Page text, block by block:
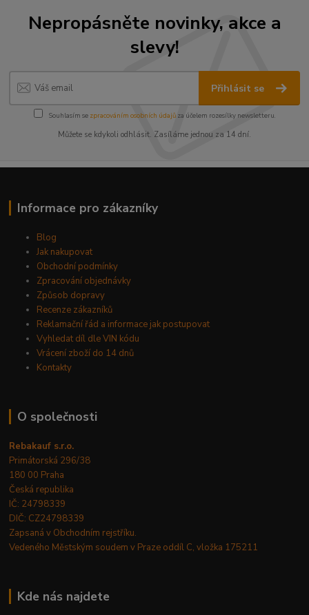
Nepropásněte novinky, akce a
slevy!
Přihlásit se
Souhlasím se zpracováním osobních údajůza účelem rozesílky newsletteru.
Můžete se kdykoli odhlásit. Zasíláme jednou za 14 dní.
Informace pro zákazníky
Blog
Jak nakupovat
Obchodní podmínky
Zpracování objednávky
Způsob dopravy
Recenze zákazníků
Reklamační řád a informace jak postupovat
Vyhledat díl dle VIN kódu
Vrácení zboží do 14 dnů
Kontakty
O společnosti
Rebakauf s.r.o.
Primátorská 296/38
180 00 Praha
Česká republika
IČ: 24798339
DIČ: CZ24798339
Zapsaná v Obchodním rejstříku.
Vedeného Městským soudem v Praze oddíl C, vložka 175211
Kde nás najdete